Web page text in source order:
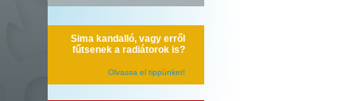
Sima kandalló, vagy erről
fűtsenek a radiátorok is?
Olvassa el tippünket!